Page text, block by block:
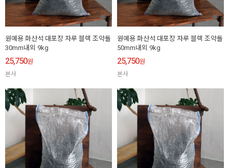
원예용 화산석 대포장 자루 블랙 조약돌
30mm내외 9kg
25,750원
본사
원예용 화산석 대포장 자루 블랙 조약돌
50mm내외 9kg
25,750원
본사